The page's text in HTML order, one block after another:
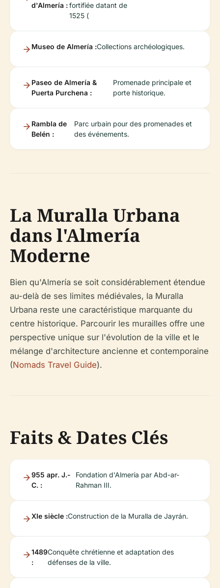
d'Almería :fortifiée datant de
1525 (
Museo de Almería :Collections archéologiques.
Paseo de Almería &
Puerta Purchena :
Promenade principale et
porte historique.
Rambla de
Belén :
Parc urbain pour des promenades et
des événements.
La Muralla Urbana
dans l'Almería
Moderne
Bien qu'Almería se soit considérablement étendue
au-delà de ses limites médiévales, la Muralla
Urbana reste une caractéristique marquante du
centre historique. Parcourir les murailles offre une
perspective unique sur l'évolution de la ville et le
mélange d'architecture ancienne et contemporaine
(Nomads Travel Guide).
Faits & Dates Clés
955 apr. J.-
C. :
Fondation d'Almería par Abd-ar-
Rahman III.
XIe siècle :Construction de la Muralla de Jayrán.
1489
:
Conquête chrétienne et adaptation des
défenses de la ville.